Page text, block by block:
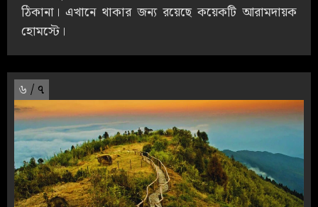
ঠিকানা। এখানে থাকার জন্য রয়েছে কয়েকটি আরামদায়ক
হোমস্টে।
৬ / ৭